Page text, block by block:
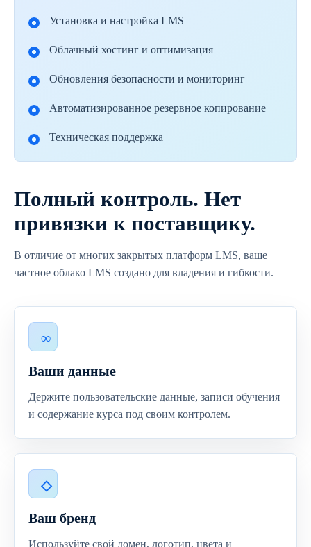
Установка и настройка LMS
Облачный хостинг и оптимизация
Обновления безопасности и мониторинг
Автоматизированное резервное копирование
Техническая поддержка
Полный контроль. Нет
привязки к поставщику.
В отличие от многих закрытых платформ LMS, ваше
частное облако LMS создано для владения и гибкости.
Ваши данные
Держите пользовательские данные, записи обучения
и содержание курса под своим контролем.
Ваш бренд
Используйте свой домен, логотип, цвета и